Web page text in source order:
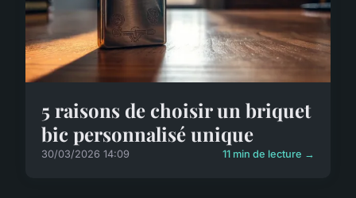
5 raisons de choisir un briquet
bic personnalisé unique
30/03/2026 14:09 11 min de lecture →